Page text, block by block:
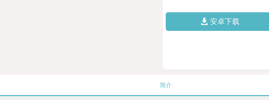
安卓下载
简介